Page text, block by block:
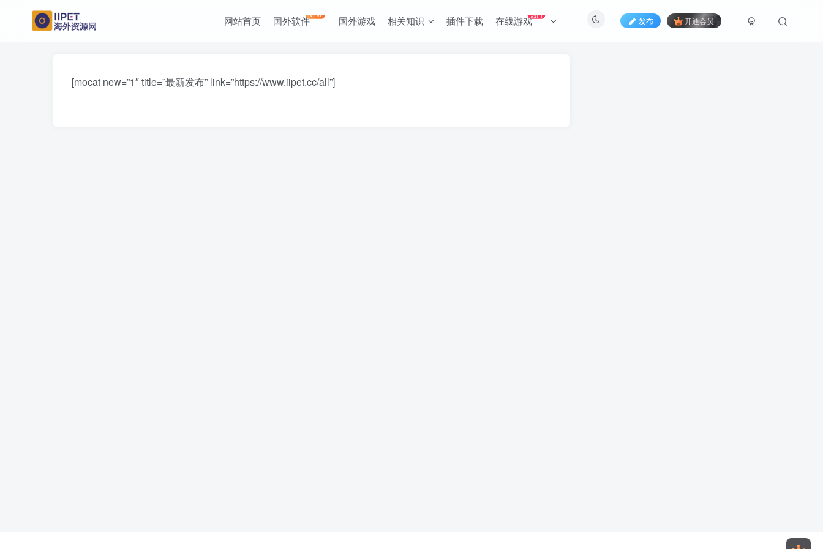
发布 开通会员
网站首页 国外软件NEW 国外游戏 相关知识 插件下载 在线游戏热门
[mocat new=”1″ title=”最新发布” link=”https://www.iipet.cc/all”]